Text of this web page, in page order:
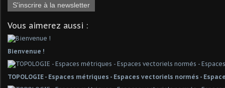
S'inscrire à la newsletter
Vous aimerez aussi :
Bienvenue !
TOPOLOGIE - Espaces métriques - Espaces vectoriels normés -